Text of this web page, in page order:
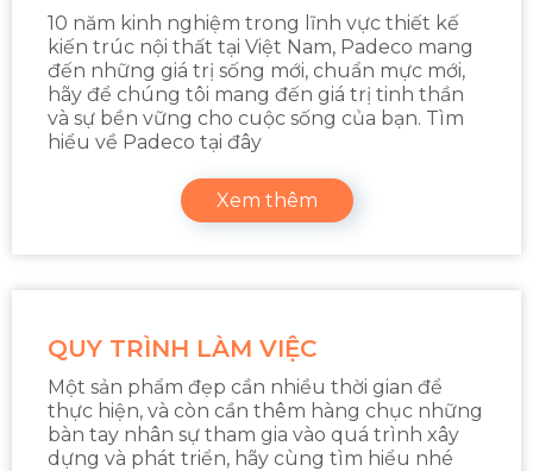
10 năm kinh nghiệm trong lĩnh vực thiết kế
kiến trúc nội thất tại Việt Nam, Padeco mang
đến những giá trị sống mới, chuẩn mực mới,
hãy để chúng tôi mang đến giá trị tinh thần
và sự bền vững cho cuộc sống của bạn. Tìm
hiểu về Padeco tại đây
Xem thêm
QUY TRÌNH LÀM VIỆC
Một sản phẩm đẹp cần nhiều thời gian để
thực hiện, và còn cần thêm hàng chục những
bàn tay nhân sự tham gia vào quá trình xây
dựng và phát triển, hãy cùng tìm hiểu nhé